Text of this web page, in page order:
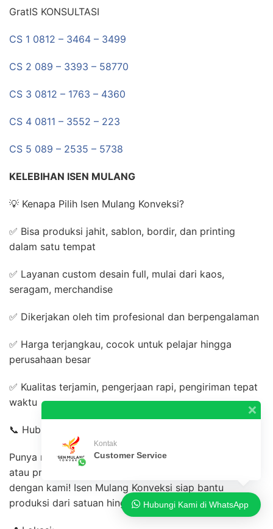
GratIS KONSULTASI
CS 1 0812 – 3464 – 3499
CS 2 089 – 3393 – 58770
CS 3 0812 – 1763 – 4360
CS 4 0811 – 3552 – 223
CS 5 089 – 2535 – 5738
KELEBIHAN ISEN MULANG
💡 Kenapa Pilih Isen Mulang Konveksi?
✅ Bisa produksi jahit, sablon, bordir, dan printing
dalam satu tempat
✅ Layanan custom desain full, mulai dari kaos,
seragam, merchandise
✅ Dikerjakan oleh tim profesional dan berpengalaman
✅ Harga terjangkau, cocok untuk pelajar hingga
perusahaan besar
✅ Kualitas terjamin, pengerjaan rapi, pengiriman tepat
waktu
📞 Hubungi Kami Sekarang!
Punya rencana bikin kaos angkatan, seragam kantor,
atau produk promosi bisnis? Yuk, konsultasikan
dengan kami! Isen Mulang Konveksi siap bantu
produksi dari satuan hingga ribuan pcs.
Kontak
Customer Service
Hubungi Kami di WhatsApp